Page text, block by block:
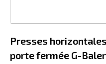
Presses
porte fermée G-